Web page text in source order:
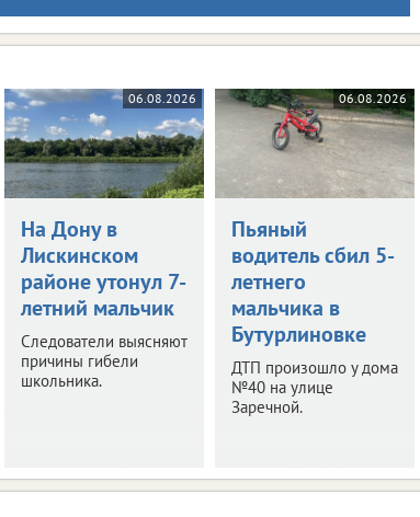
06.08.2026
На Дону в
Лискинском
районе утонул 7-
летний мальчик
Следователи выясняют
причины гибели
школьника.
06.08.2026
Пьяный
водитель сбил 5-
летнего
мальчика в
Бутурлиновке
ДТП произошло у дома
№40 на улице
Заречной.